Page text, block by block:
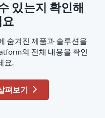
있는지 확인해
숨겨진 제품과 솔루션을
의 전체 내용을 확인
요.
펴보기